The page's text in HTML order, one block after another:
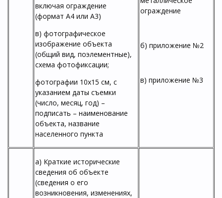
включая ограждение
(формат А4 или А3)
в) фотографическое
изображение объекта
(общий вид, поэлементные),
схема фотофиксации;
фотографии 10х15 см, с
указанием даты съемки
(число, месяц, год) –
подписать – наименование
объекта, название
населенного пункта
ограждение
б) приложение №2
в) приложение №3
а) Краткие исторические
сведения об объекте
(сведения о его
возникновения, изменениях,